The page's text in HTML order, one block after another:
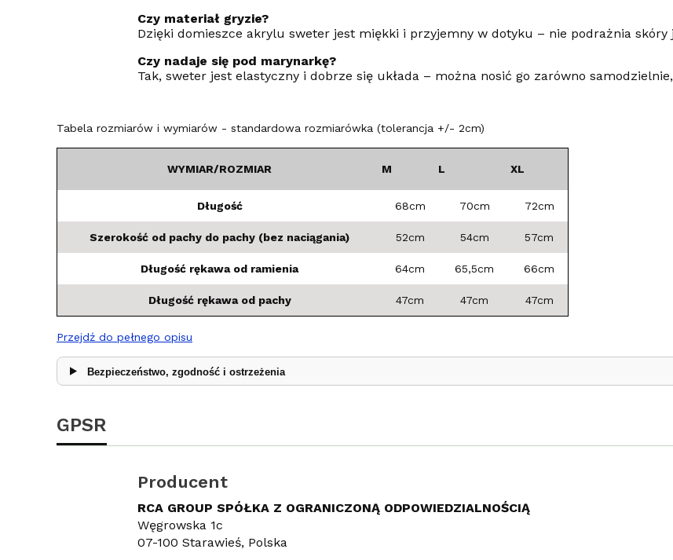
Czy materiał gryzie?
Dzięki domieszce akrylu sweter jest miękki i przyjemny w dotyku – nie podrażnia skóry
Czy nadaje się pod marynarkę?
Tak, sweter jest elastyczny i dobrze się układa – można nosić go zarówno
Tabela rozmiarów i wymiarów - standardowa rozmiarówka (tolerancja +/- 2cm)
WYMIAR/ROZMIAR M L XL
Długość 68cm 70cm 72cm
Szerokość od pachy do pachy (bez naciągania) 52cm 54cm 57cm
Długość rękawa od ramienia 64cm 65,5cm 66cm
Długość rękawa od pachy 47cm 47cm 47cm
Przejdź do pełnego opisu
Bezpieczeństwo, zgodność i ostrzeżenia
GPSR
Producent
RCA GROUP SPÓŁKA Z OGRANICZONĄ ODPOWIEDZIALNOŚCIĄ
Węgrowska 1c
07-100 Starawieś, Polska